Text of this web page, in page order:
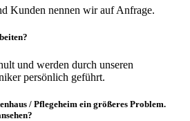
Kunden nennen wir auf Anfrage.
und werden durch unseren
persönlich geführt.
/ Pflegeheim ein größeres Problem.